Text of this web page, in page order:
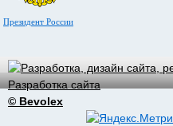
Президент России
Разработка сайта
© Bevolex